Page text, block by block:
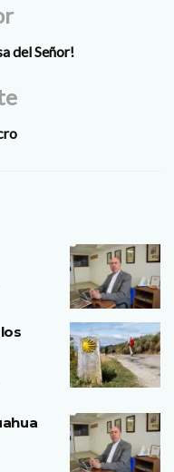
del Señor!